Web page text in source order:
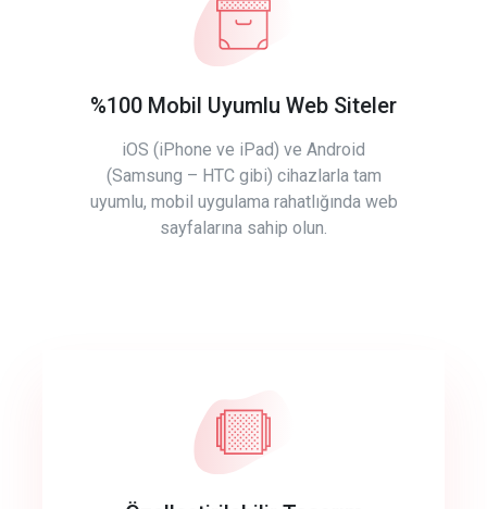
%100 Mobil Uyumlu Web Siteler
iOS (iPhone ve iPad) ve Android
(Samsung – HTC gibi) cihazlarla tam
uyumlu, mobil uygulama rahatlığında web
sayfalarına sahip olun.